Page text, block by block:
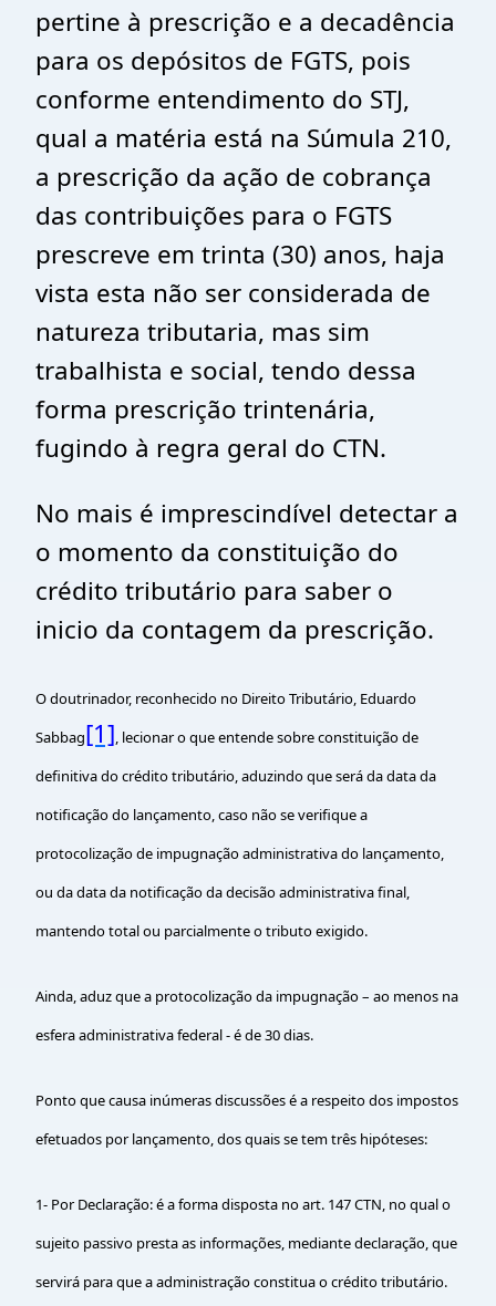
pertine à prescrição e a decadência
para os depósitos de FGTS, pois
conforme entendimento do STJ,
qual a matéria está na Súmula 210,
a prescrição da ação de cobrança
das contribuições para o FGTS
prescreve em trinta (30) anos, haja
vista esta não ser considerada de
natureza tributaria, mas sim
trabalhista e social, tendo dessa
forma prescrição trintenária,
fugindo à regra geral do CTN.
No mais é imprescindível detectar a
o momento da constituição do
crédito tributário para saber o
inicio da contagem da prescrição.
O doutrinador, reconhecido no Direito Tributário, Eduardo
Sabbag[1], lecionar o que entende sobre constituição de
definitiva do crédito tributário, aduzindo que será da data da
notificação do lançamento, caso não se verifique a
protocolização de impugnação administrativa do lançamento,
ou da data da notificação da decisão administrativa final,
mantendo total ou parcialmente o tributo exigido.
Ainda, aduz que a protocolização da impugnação – ao menos na
esfera administrativa federal - é de 30 dias.
Ponto que causa inúmeras discussões é a respeito dos impostos
efetuados por lançamento, dos quais se tem três hipóteses:
1- Por Declaração: é a forma disposta no art. 147 CTN, no qual o
sujeito passivo presta as informações, mediante declaração, que
servirá para que a administração constitua o crédito tributário.